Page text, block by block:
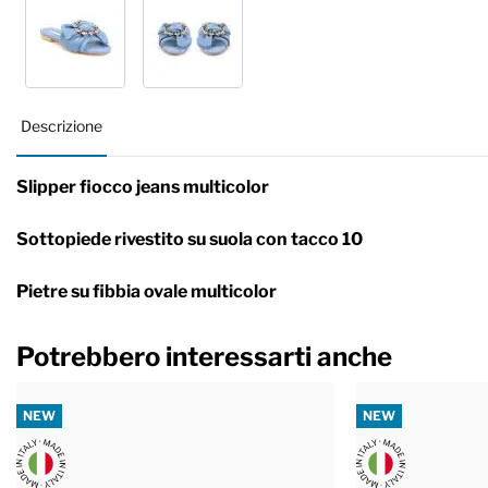
Descrizione
Slipper fiocco jeans multicolor
Sottopiede rivestito su suola con tacco 10
Pietre su fibbia ovale multicolor
Potrebbero interessarti anche
NEW NEW